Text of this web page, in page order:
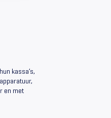
kassa’s,
en met